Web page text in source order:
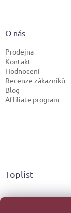
O nás
Prodejna
Kontakt
Hodnocení
Recenze zákazníků
Blog
Affiliate program
Toplist